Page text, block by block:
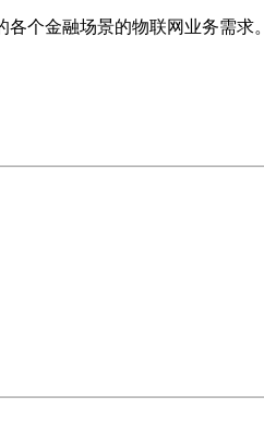
个金融场景的物联网业务需求。